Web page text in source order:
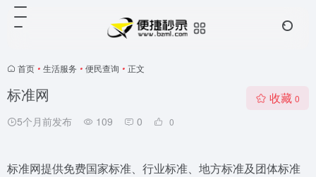
首页 • 生活服务 • 便民查询 • 正文
标准网
5个月前发布 109 0 0
收藏 0
标准网提供免费国家标准、行业标准、地方标准及团体标准